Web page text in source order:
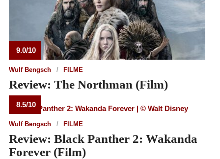
9.0/10
Wulf Bengsch FILME
Review: The Northman (Film)
8.5/10
Wulf Bengsch FILME
Review: Black Panther 2: Wakanda
Forever (Film)